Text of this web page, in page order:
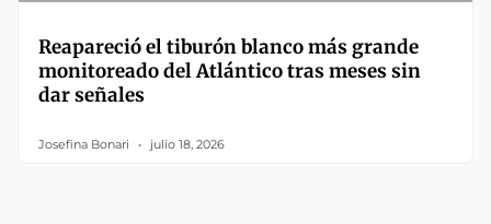
Reapareció el tiburón blanco más grande
monitoreado del Atlántico tras meses sin
dar señales
Josefina Bonari julio 18, 2026